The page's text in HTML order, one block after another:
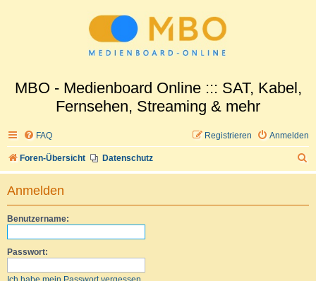
MBO - Medienboard Online ::: SAT, Kabel,
Fernsehen, Streaming & mehr
FAQ Anmelden
Registrieren
Foren-Übersicht Datenschutz
u
Anmelden
Benutzername:
Passwort: